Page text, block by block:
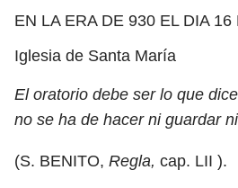
EN LA ERA DE 930 EL DIA
Iglesia de Santa María
El oratorio debe ser lo que
no se ha de hacer ni guardar
(S. BENITO, Regla, cap. LII ).